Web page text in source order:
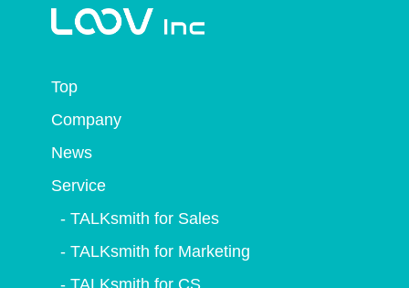
Top
Company
News
Service
- TALKsmith for Sales
- TALKsmith for Marketing
- TALKsmith for CS